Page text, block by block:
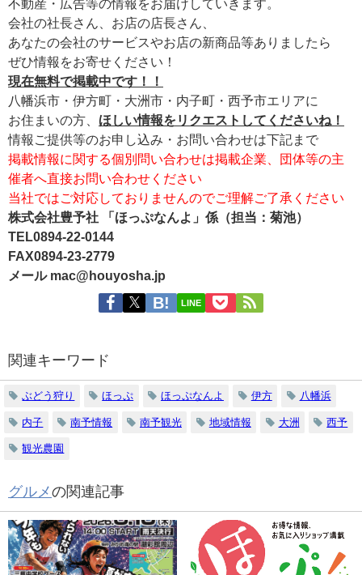
不動産・広告等の情報をお届けしていきます。
会社の社長さん、お店の店長さん、
あなたの会社のサービスやお店の新商品等ありましたら
ぜひ情報をお寄せください！
現在無料で掲載中です！！
八幡浜市・伊方町・大洲市・内子町・西予市エリアに
お住まいの方、 ほしい情報をリクエストしてくださいね！
情報ご提供等のお申し込み・お問い合わせは下記まで
掲載情報に関する個別問い合わせは掲載企業、団体等の主
催者へ直接お問い合わせください
当社ではご対応しておりませんのでご理解ご了承ください
株式会社豊予社 「ほっぷなんよ」係（担当：菊池）
TEL0894-22-0144
FAX0894-23-2779
メール mac@houyosha.jp
LINE
関連キーワード
ぶどう狩り ほっぷ ほっぷなんよ 伊方 八幡浜
内子 南予情報 南予観光 地域情報 大洲 西予
観光農園
グルメの関連記事